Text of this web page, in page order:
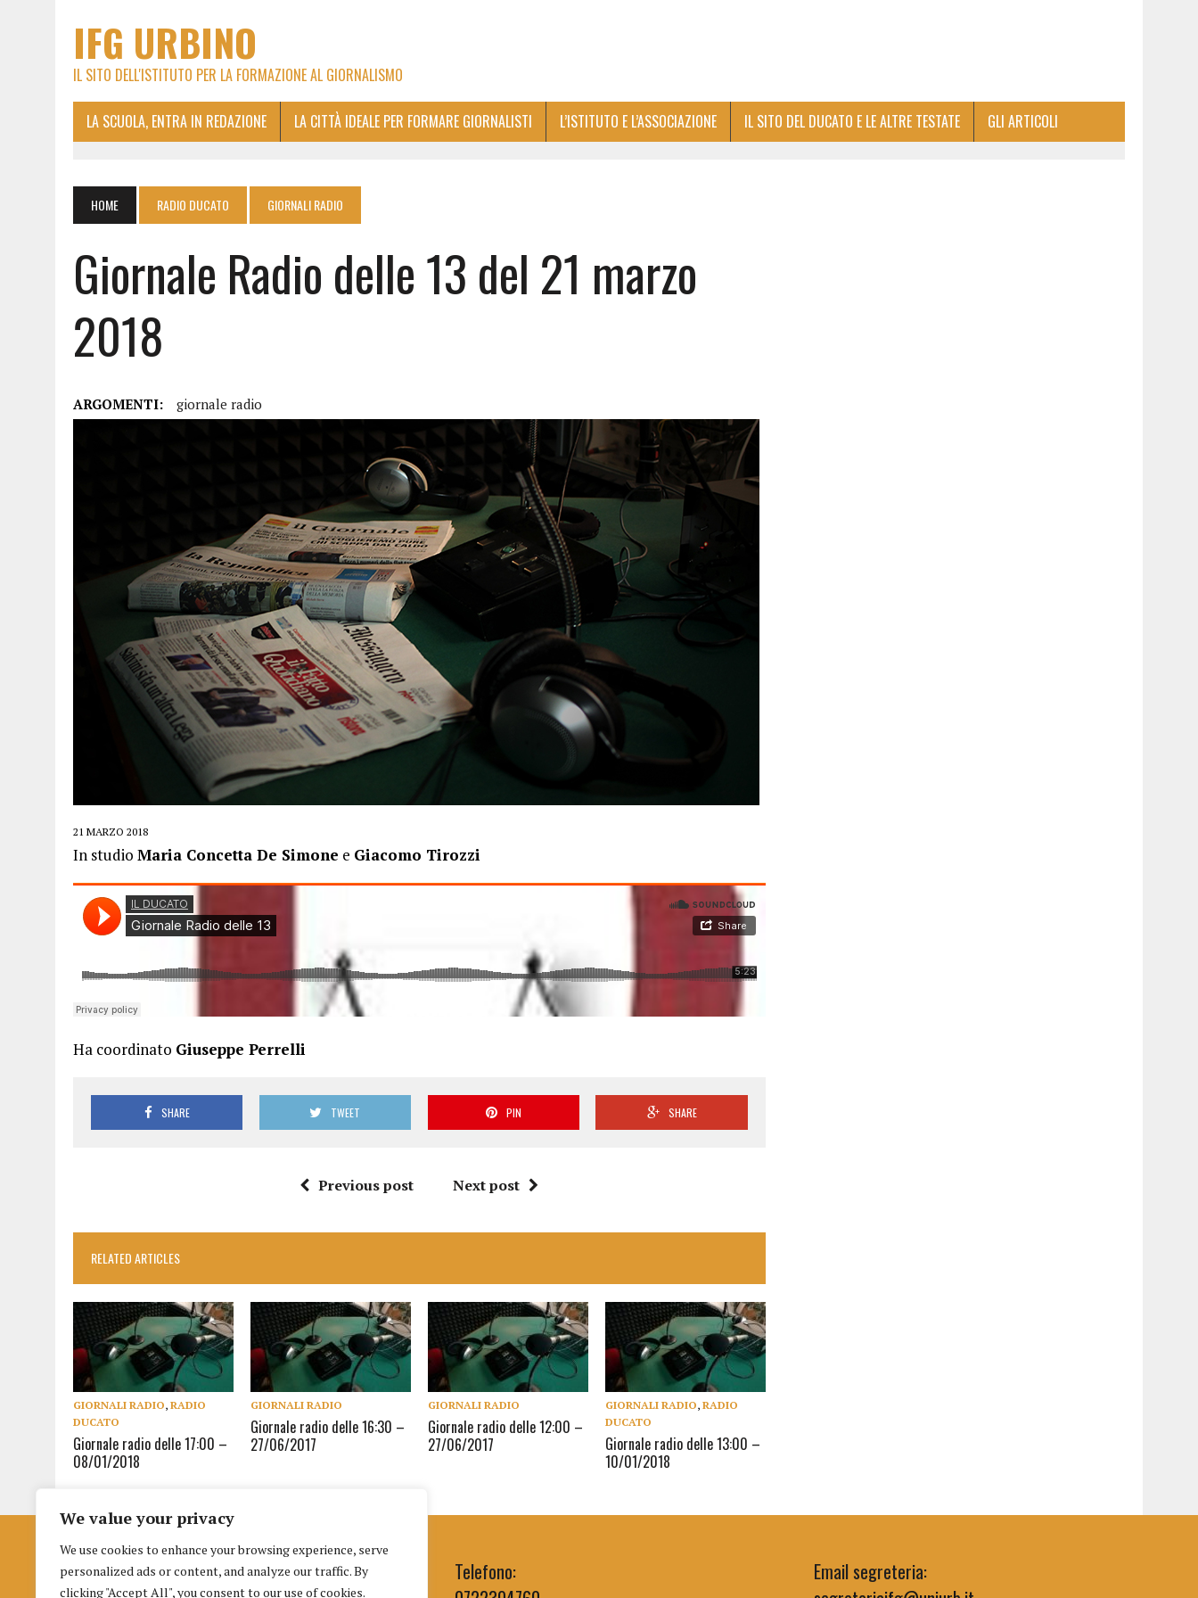
We value your privacy
We use cookies to enhance your browsing experience, serve
personalized ads or content, and analyze our traffic. By
clicking "Accept All", you consent to our use of cookies.
IFG URBINO
IL SITO DELL'ISTITUTO PER LA FORMAZIONE AL GIORNALISMO
LA SCUOLA, ENTRA IN REDAZIONE LA CITTÀ IDEALE PER FORMARE GIORNALISTI L’ISTITUTO E L’ASSOCIAZIONE IL SITO DEL DUCATO E LE ALTRE TESTATE GLI ARTICOLI
HOME RADIO DUCATO GIORNALI RADIO
Giornale Radio delle 13 del 21 marzo
2018
ARGOMENTI: giornale radio
21 MARZO 2018
In studio Maria Concetta De Simone e Giacomo Tirozzi
Ha coordinato Giuseppe Perrelli
SHARE TWEET PIN SHARE
Previous post Next post
RELATED ARTICLES
GIORNALI RADIO, RADIO
DUCATO
Giornale radio delle 17:00 –
08/01/2018
GIORNALI RADIO
Giornale radio delle 16:30 –
27/06/2017
GIORNALI RADIO
Giornale radio delle 12:00 –
27/06/2017
GIORNALI RADIO,RADIO
DUCATO
Giornale radio delle 13:00 –
10/01/2018
Istituto per la Formazione al Giornalismo
Telefono:
Email segreteria: